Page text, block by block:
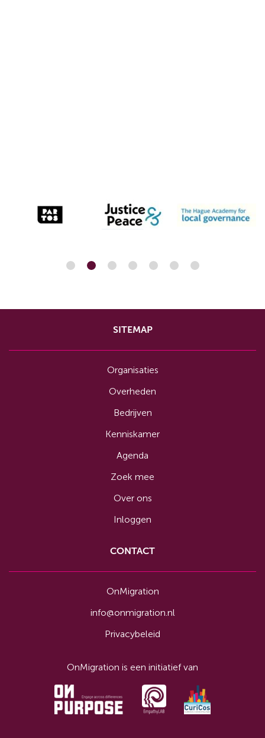
SITEMAP
Organisaties
Overheden
Bedrijven
Kenniskamer
Agenda
Zoek mee
Over ons
Inloggen
CONTACT
OnMigration
info@onmigration.nl
Privacybeleid
OnMigration is een initiatief van